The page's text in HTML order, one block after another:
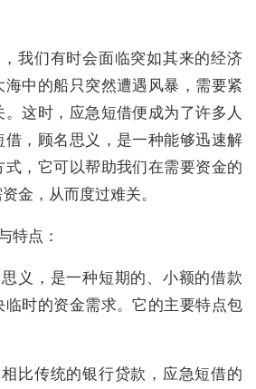
我们有时会面临突如其来的经济
中的船只突然遭遇风暴，需要紧
这时，应急短借便成为了许多人
，顾名思义，是一种能够迅速解
，它可以帮助我们在需要资金的
金，从而度过难关。
特点：
义，是一种短期的、小额的借款
时的资金需求。它的主要特点包
比传统的银行贷款，应急短借的